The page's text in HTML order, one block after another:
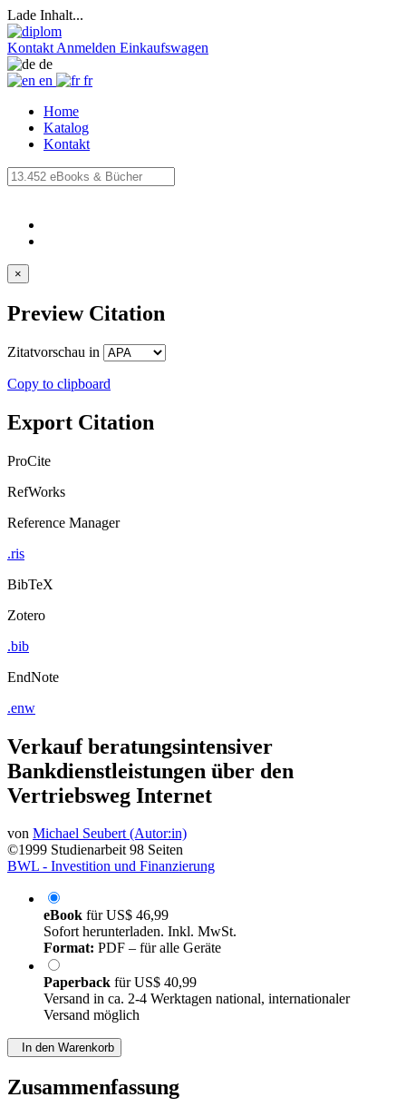
Lade Inhalt...
Kontakt Anmelden Einkaufswagen
de
en
fr
Home
Katalog
Kontakt
×
Preview Citation
Zitatvorschau in
Copy to clipboard
Export Citation
ProCite
RefWorks
Reference Manager
.ris
BibTeX
Zotero
.bib
EndNote
.enw
Verkauf beratungsintensiver
Bankdienstleistungen über den
Vertriebsweg Internet
von Michael Seubert (Autor:in)
©1999 Studienarbeit 98 Seiten
BWL - Investition und Finanzierung
eBook fürUS$ 46,99
Sofort herunterladen. Inkl. MwSt.
Format: PDF – für alle Geräte
Paperback fürUS$ 40,99
Versand in ca. 2-4 Werktagen national, internationaler
Versand möglich
In den Warenkorb
Zusammenfassung